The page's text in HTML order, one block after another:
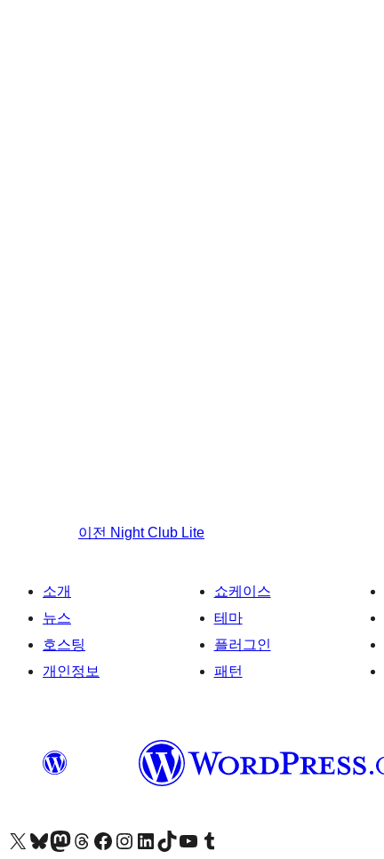
이전 Night Club Lite
소개
뉴스
호스팅
개인정보
쇼케이스
테마
플러그인
패턴
X(이전 트위터) 계정 방문하기블루스카이 계정 방문하기마스토돈 계정 방문하기스레드 계정 방문하기 페이스북 페이지 방문하기인스타그램 계정 방문하기 LinkedIn 계정 방문하기틱톡 계정 방문하기유튜브 채널 방문하기 텀블러 계정 방문하기